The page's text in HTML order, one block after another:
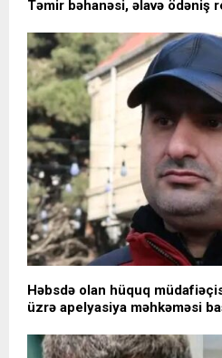
Təmir bəhanəsi, əlavə ödəniş
Həbsdə olan hüquq
üzrə apelyasiya məhkəməsi